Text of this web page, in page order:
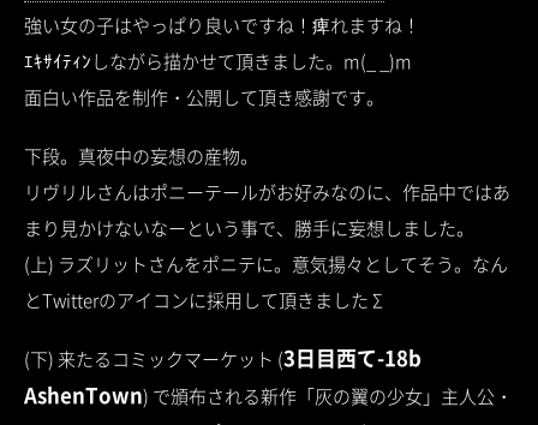
強い女の子はやっぱり良いですね！痺れますね！
ｴｷｻｲﾃｨﾝしながら描かせて頂きました。m(_ _)m
面白い作品を制作・公開して頂き感謝です。
下段。真夜中の妄想の産物。
リヴリルさんはポニーテールがお好みなのに、作品中ではあ
まり見かけないなーという事で、勝手に妄想しました。
(上) ラズリットさんをポニテに。意気揚々としてそう。なん
とTwitterのアイコンに採用して頂きました Σ
(下) 来たるコミックマーケット (3日目西て-18b
AshenTown) で頒布される新作「灰の翼の少女」主人公・